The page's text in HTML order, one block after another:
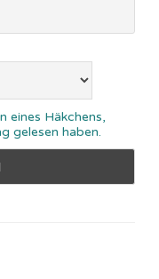
eines Häkchens,
gelesen haben.